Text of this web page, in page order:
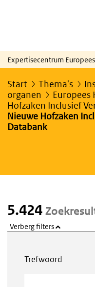
Expertisecentrum
Start Thema's
organen
Europees
Hofzaken Inclusief
Nieuwe Hofzaken
Databank
5.424
Verberg filters
Trefwoord